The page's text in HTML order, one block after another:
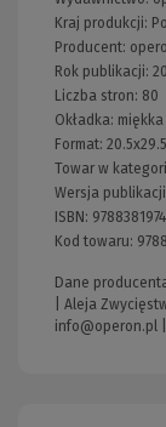
Kraj produkcji:
Producent:
Rok publikacji:
Liczba stron: 80
Okładka: miękka
Format:
Towar w
Wersja
ISBN:
Kod towaru:
Dane
| Aleja
info@operon.pl